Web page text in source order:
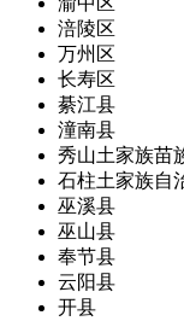
涪陵区
万州区
长寿区
綦江县
潼南县
秀山土家族苗
石柱土家族自
巫溪县
巫山县
奉节县
云阳县
开县